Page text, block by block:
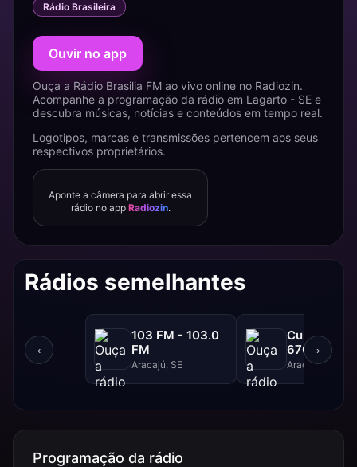
Rádio Brasileira
Ouvir no app
Ouça a Rádio Brasilia FM ao vivo online no Radiozin.
Acompanhe a programação da rádio em Lagarto - SE e
descubra músicas, notícias e conteúdos em tempo real.
Logotipos, marcas e transmissões pertencem aos seus
respectivos proprietários.
Aponte a câmera para abrir essa
rádio no app Radiozin.
Rádios semelhantes
‹
103 FM - 103.0
FM
Aracajú, SE
Cultura AM
670 AM
Aracajú, SE
›
Programação da rádio